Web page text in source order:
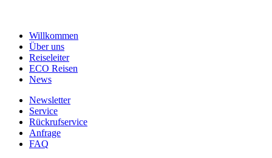
Willkommen
Über uns
Reiseleiter
ECO Reisen
News
Newsletter
Service
Rückrufservice
Anfrage
FAQ